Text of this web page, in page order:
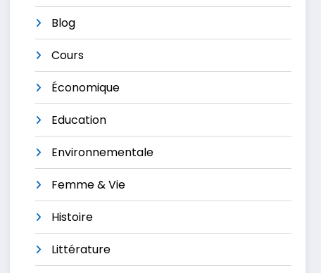
Blog
Cours
Économique
Education
Environnementale
Femme & Vie
Histoire
Littérature